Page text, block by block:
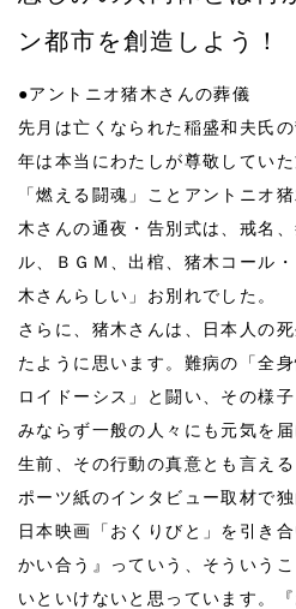
ン都市を創造しよう！
●アントニオ猪木さんの葬儀
先月は亡くなられた稲盛和夫氏
年は本当にわたしが尊敬してい
「燃える闘魂」ことアントニオ
木さんの通夜・告別式は、戒名
ル、ＢＧＭ、出棺、猪木コール
木さんらしい」お別れでした。
さらに、猪木さんは、日本人の
たように思います。難病の「全
ロイドーシス」と闘い、その様
みならず一般の人々にも元気を
生前、その行動の真意とも言え
ポーツ紙のインタビュー取材で
日本映画「おくりびと」を引き
かい合う』っていう、そういう
いといけないと思っています。